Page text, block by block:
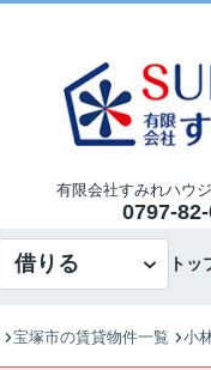
有限会社すみれハウ
0797-
借りる ト
宝塚市の賃貸物件一覧 小